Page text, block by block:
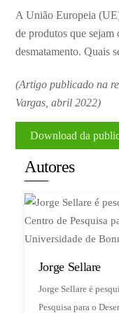
A União Europeia
de produtos que
desmatamento. Quais
(Artigo publicado na
Vargas, abril 2022)
Download da
Autores
Jorge Sellare
Jorge Sellare é
Pesquisa para o